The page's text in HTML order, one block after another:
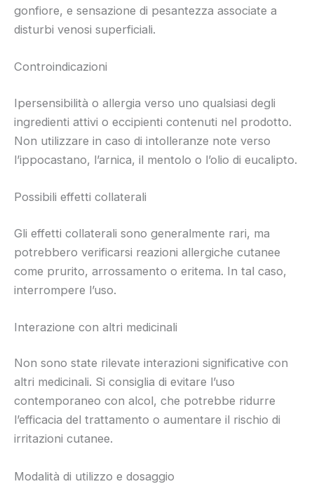
gonfiore, e sensazione di pesantezza associate a
disturbi venosi superficiali.
Controindicazioni
Ipersensibilità o allergia verso uno qualsiasi degli
ingredienti attivi o eccipienti contenuti nel prodotto.
Non utilizzare in caso di intolleranze note verso
l’ippocastano, l’arnica, il mentolo o l’olio di eucalipto.
Possibili effetti collaterali
Gli effetti collaterali sono generalmente rari, ma
potrebbero verificarsi reazioni allergiche cutanee
come prurito, arrossamento o eritema. In tal caso,
interrompere l’uso.
Interazione con altri medicinali
Non sono state rilevate interazioni significative con
altri medicinali. Si consiglia di evitare l’uso
contemporaneo con alcol, che potrebbe ridurre
l’efficacia del trattamento o aumentare il rischio di
irritazioni cutanee.
Modalità di utilizzo e dosaggio